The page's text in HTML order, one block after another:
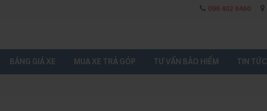
096 402 6460
BẢNG GIÁ XE MUA XE TRẢ GÓP TƯ VẤN BẢO HIỂM TIN TỨC